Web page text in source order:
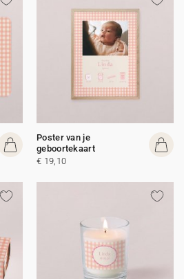
Poster van je
geboortekaart
€ 19,10